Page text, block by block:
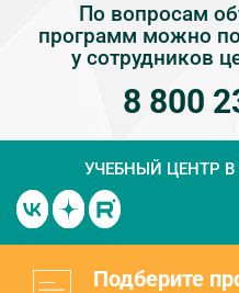
По вопросам
программ можно
у сотрудников
8 800
УЧЕБНЫЙ ЦЕНТР
Подберите